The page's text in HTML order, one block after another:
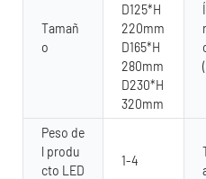
Tamañ
o
D125*H
220mm
D165*H
280mm
D230*H
320mm
Peso de
l produ
cto LED
1-4